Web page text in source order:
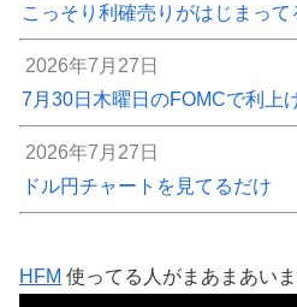
こっそり利確売りがはじまって
2026年7月27日
7月30日木曜日のFOMCで利上
2026年7月27日
ドル円チャートを見てるだけ
HFM 使ってる人がまあまあい